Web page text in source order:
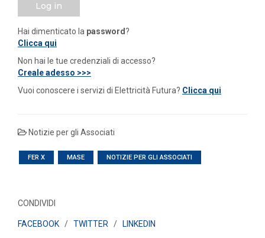
Log in
Hai dimenticato la password ?
Clicca qui
Non hai le tue credenziali di accesso?
Creale adesso >>>
Vuoi conoscere i servizi di Elettricità Futura? Clicca qui
Notizie per gli Associati
FER X MASE NOTIZIE PER GLI ASSOCIATI
CONDIVIDI
FACEBOOK / TWITTER / LINKEDIN